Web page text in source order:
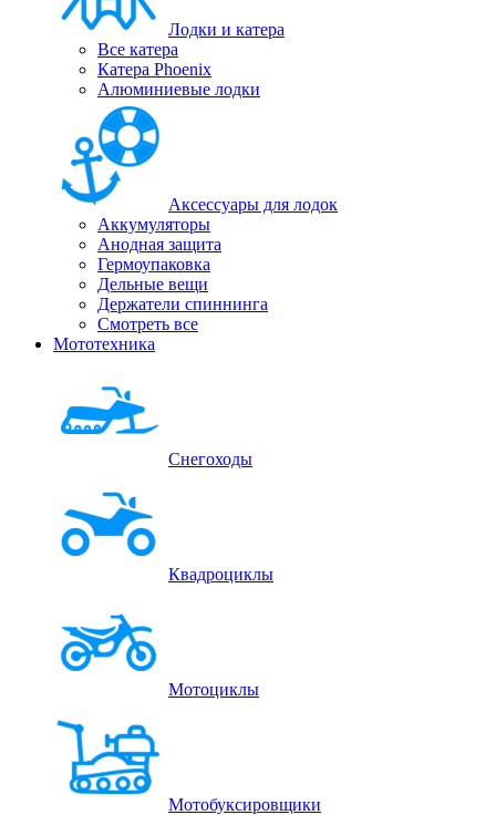
Лодки и катера
Все катера
Катера Phoenix
Алюминиевые лодки
Аксессуары для лодок
Аккумуляторы
Анодная защита
Гермоупаковка
Дельные вещи
Держатели спиннинга
Смотреть все
Мототехника
Снегоходы
Квадроциклы
Мотоциклы
Мотобуксировщики